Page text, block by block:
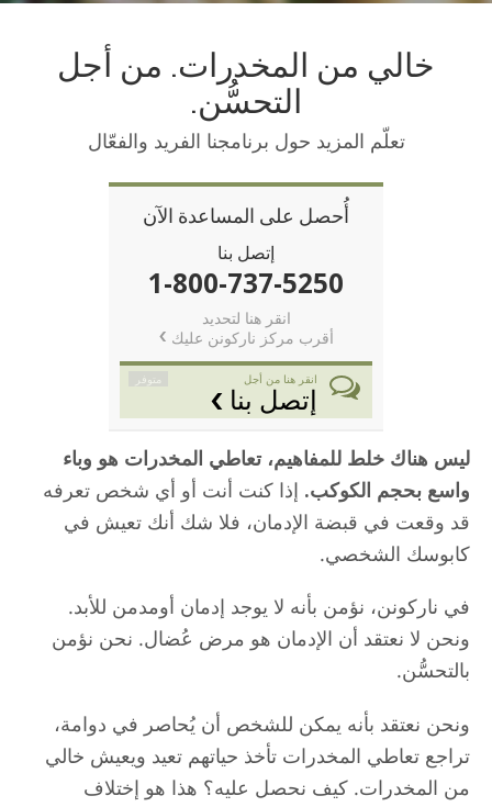
Русский (Russian)
繁體中文 (Chinese)
Arabic
Nepali
Czech
Turkish
جميع المناطق / اللغات
خالي من المخدرات. من أجل
التحسُّن.
تعلّم المزيد حول برنامجنا الفريد والفعّال
أُحصل على المساعدة الآن
إتصل بنا
1-800-737-5250
انقر هنا لتحديد
أقرب مركز ناركونن عليك
متوفر انقر هنا من أجل
إتصل بنا
ليس هناك خلط للمفاهيم، تعاطي المخدرات هو وباء
واسع بحجم الكوكب. إذا كنت أنت أو أي شخص تعرفه
قد وقعت في قبضة الإدمان، فلا شك أنك تعيش في
كابوسك الشخصي.
في ناركونن، نؤمن بأنه لا يوجد إدمان أومدمن للأبد.
ونحن لا نعتقد أن الإدمان هو مرض عُضال. نحن نؤمن
بالتحسُّن.
ونحن نعتقد بأنه يمكن للشخص أن يُحاصر في دوامة،
تراجع تعاطي المخدرات تأخذ حياتهم تعيد ويعيش خالي
من المخدرات. كيف نحصل عليه؟ هذا هو إختلاف